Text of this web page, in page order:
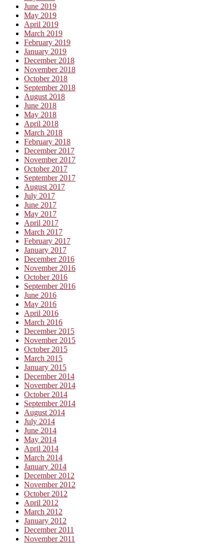
June 2019
May 2019
April 2019
March 2019
February 2019
January 2019
December 2018
November 2018
October 2018
September 2018
August 2018
June 2018
May 2018
April 2018
March 2018
February 2018
December 2017
November 2017
October 2017
September 2017
August 2017
July 2017
June 2017
May 2017
April 2017
March 2017
February 2017
January 2017
December 2016
November 2016
October 2016
September 2016
June 2016
May 2016
April 2016
March 2016
December 2015
November 2015
October 2015
March 2015
January 2015
December 2014
November 2014
October 2014
September 2014
August 2014
July 2014
June 2014
May 2014
April 2014
March 2014
January 2014
December 2012
November 2012
October 2012
April 2012
March 2012
January 2012
December 2011
November 2011